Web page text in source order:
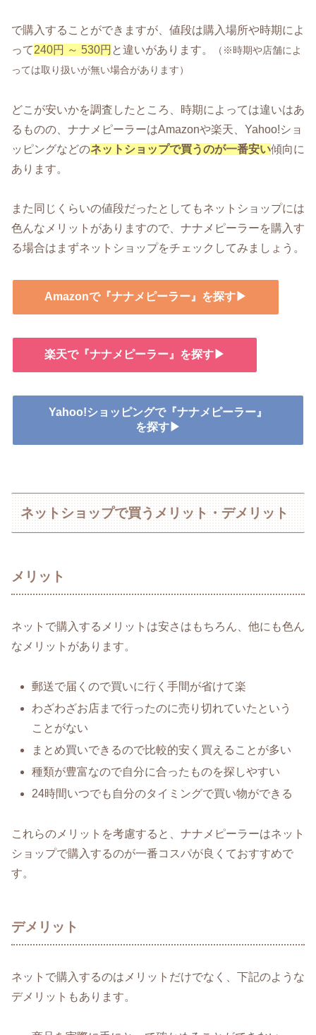
で購入することができますが、値段は購入場所や時期によ
って240円 ～ 530円 と違いがあります。
（※時期や店舗によ
っては取り扱いが無い場合があります）
どこが安いかを調査したところ、時期によっては違いはあ
るものの、ナナメピーラーはAmazonや楽天、Yahoo!ショ
ッピングなどのネットショップで買うのが一番安い傾向に
あります。
また同じくらいの値段だったとしてもネットショップには
色んなメリットがありますので、ナナメピーラーを購入す
る場合はまずネットショップをチェックしてみましょう。
Amazonで『ナナメピーラー』を探す▶
楽天で『ナナメピーラー』を探す▶
Yahoo!ショッピングで『ナナメピーラー』
を探す▶
ネットショップで買うメリット・デメリット
メリット
ネットで購入するメリットは安さはもちろん、他にも色ん
なメリットがあります。
郵送で届くので買いに行く手間が省けて楽
わざわざお店まで行ったのに売り切れていたという
ことがない
まとめ買いできるので比較的安く買えることが多い
種類が豊富なので自分に合ったものを探しやすい
24時間いつでも自分のタイミングで買い物ができる
これらのメリットを考慮すると、ナナメピーラーはネット
ショップで購入するのが一番コスパが良くておすすめで
す。
デメリット
ネットで購入するのはメリットだけでなく、下記のような
デメリットもあります。